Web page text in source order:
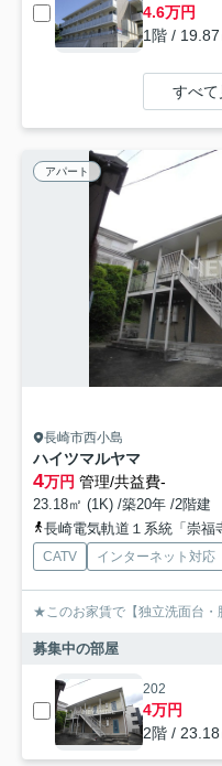
4.6万円
1階 /
すべて
アパート
長崎市西小島
ハイツマルヤマ
4万円 管理/共益費-
23.18㎡ (1K) /築20年 /2階建
長崎電気軌道１系統「崇福
CATV インターネット対応
★このお家賃で【独立洗面台
募集中の部屋
202
4万円
2階 /